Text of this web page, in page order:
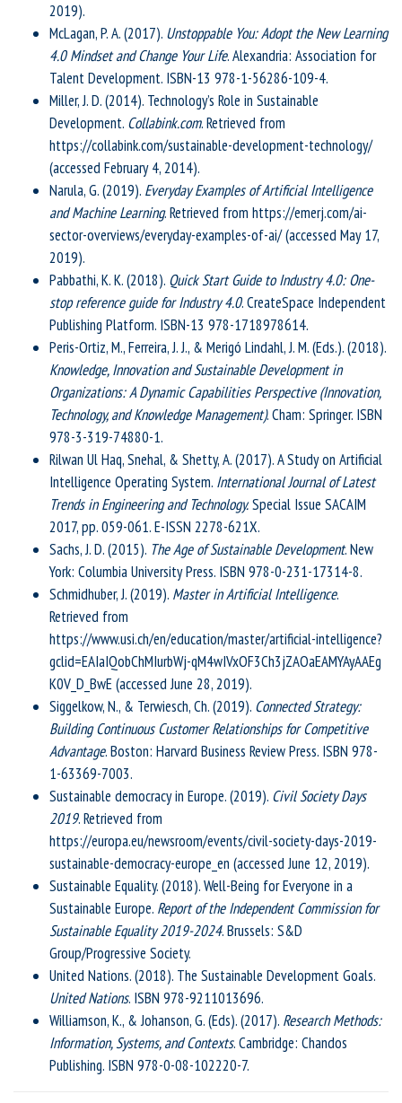
2019).
McLagan, P. A. (2017). Unstoppable You: Adopt the New Learning
4.0 Mindset and Change Your Life. Alexandria: Association for
Talent Development. ISBN-13 978-1-56286-109-4.
Miller, J. D. (2014). Technology’s Role in Sustainable
Development. Collabink.com. Retrieved from
https://collabink.com/sustainable-development-technology/
(accessed February 4, 2014).
Narula, G. (2019). Everyday Examples of Artificial Intelligence
and Machine Learning. Retrieved from https://emerj.com/ai-
sector-overviews/everyday-examples-of-ai/ (accessed May 17,
2019).
Pabbathi, K. K. (2018). Quick Start Guide to Industry 4.0: One-
stop reference guide for Industry 4.0. CreateSpace Independent
Publishing Platform. ISBN-13 978-1718978614.
Peris-Ortiz, M., Ferreira, J. J., & Merigó Lindahl, J. M. (Eds.). (2018).
Knowledge, Innovation and Sustainable Development in
Organizations: A Dynamic Capabilities Perspective (Innovation,
Technology, and Knowledge Management). Cham: Springer. ISBN
978-3-319-74880-1.
Rilwan Ul Haq, Snehal, & Shetty, A. (2017). A Study on Artificial
Intelligence Operating System. International Journal of Latest
Trends in Engineering and Technology.Special Issue SACAIM
2017, pp. 059-061. E-ISSN 2278-621X.
Sachs, J. D. (2015). The Age of Sustainable Development. New
York: Columbia University Press. ISBN 978-0-231-17314-8.
Schmidhuber, J. (2019). Master in Artificial Intelligence.
Retrieved from
https://www.usi.ch/en/education/master/artificial-intelligence?
gclid=EAIaIQobChMIurbWj-qM4wIVxOF3Ch3jZAOaEAMYAyAAEg
K0V_D_BwE (accessed June 28, 2019).
Siggelkow, N., & Terwiesch, Ch. (2019). Connected Strategy:
Building Continuous Customer Relationships for Competitive
Advantage. Boston: Harvard Business Review Press. ISBN 978-
1-63369-7003.
Sustainable democracy in Europe. (2019). Civil Society Days
2019. Retrieved from
https://europa.eu/newsroom/events/civil-society-days-2019-
sustainable-democracy-europe_en (accessed June 12, 2019).
Sustainable Equality. (2018). Well-Being for Everyone in a
Sustainable Europe. Report of the Independent Commission for
Sustainable Equality 2019-2024. Brussels: S&D
Group/Progressive Society.
United Nations. (2018). The Sustainable Development Goals.
United Nations. ISBN 978-9211013696.
Williamson, K., & Johanson, G. (Eds). (2017). Research Methods:
Information, Systems, and Contexts. Cambridge: Chandos
Publishing. ISBN 978-0-08-102220-7.